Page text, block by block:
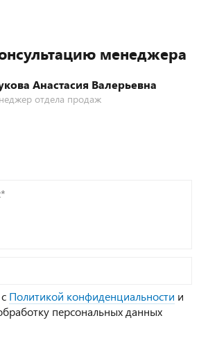
менеджера
Анастасия Валерьевна
отдела продаж
Политикой конфиденциальности и
персональных данных